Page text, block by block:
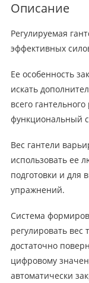
Описание
Регулируемая
эффективных
Ее особенность
искать
всего
функциональный
Вес гантели
использовать ее
подготовки и для
упражнений.
Система
регулировать вес
достаточно
цифровому
автоматически